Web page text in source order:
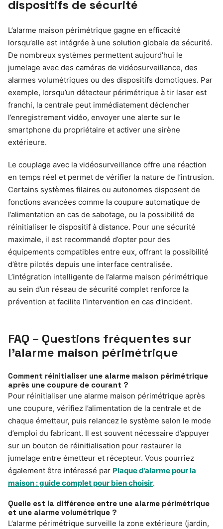
dispositifs de sécurité
L’alarme maison périmétrique gagne en efficacité
lorsqu’elle est intégrée à une solution globale de sécurité.
De nombreux systèmes permettent aujourd’hui le
jumelage avec des caméras de vidéosurveillance, des
alarmes volumétriques ou des dispositifs domotiques. Par
exemple, lorsqu’un détecteur périmétrique à tir laser est
franchi, la centrale peut immédiatement déclencher
l’enregistrement vidéo, envoyer une alerte sur le
smartphone du propriétaire et activer une sirène
extérieure.
Le couplage avec la vidéosurveillance offre une réaction
en temps réel et permet de vérifier la nature de l’intrusion.
Certains systèmes filaires ou autonomes disposent de
fonctions avancées comme la coupure automatique de
l’alimentation en cas de sabotage, ou la possibilité de
réinitialiser le dispositif à distance. Pour une sécurité
maximale, il est recommandé d’opter pour des
équipements compatibles entre eux, offrant la possibilité
d’être pilotés depuis une interface centralisée.
L’intégration intelligente de l’alarme maison périmétrique
au sein d’un réseau de sécurité complet renforce la
prévention et facilite l’intervention en cas d’incident.
FAQ – Questions fréquentes sur
l’alarme maison périmétrique
Comment réinitialiser une alarme maison périmétrique
après une coupure de courant ?
Pour réinitialiser une alarme maison périmétrique après
une coupure, vérifiez l’alimentation de la centrale et de
chaque émetteur, puis relancez le système selon le mode
d’emploi du fabricant. Il est souvent nécessaire d’appuyer
sur un bouton de réinitialisation pour restaurer le
jumelage entre émetteur et récepteur. Vous pourriez
également être intéressé par Plaque d’alarme pour la
maison : guide complet pour bien choisir.
Quelle est la différence entre une alarme périmétrique
et une alarme volumétrique ?
L’alarme périmétrique surveille la zone extérieure (jardin,